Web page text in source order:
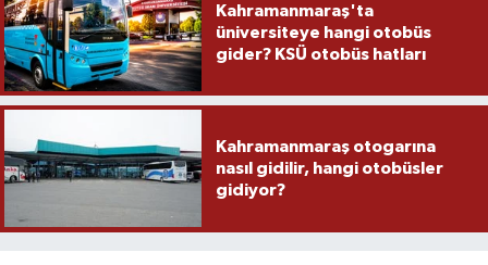
Kahramanmaraş'ta
üniversiteye hangi otobüs
gider? KSÜ otobüs hatları
Kahramanmaraş otogarına
nasıl gidilir, hangi otobüsler
gidiyor?